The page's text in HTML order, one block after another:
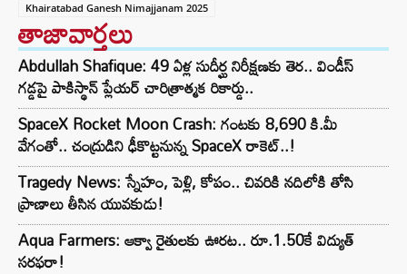
Khairatabad Ganesh Nimajjanam 2025
తాజావార్తలు
Abdullah Shafique: 49 ఏళ్ల సుదీర్ఘ నిరీక్షణకు తెర.. విండీస్
గడ్డపై పాకిస్థాన్ ప్లేయర్ చారిత్రాత్మక రికార్డు..
SpaceX Rocket Moon Crash: గంటకు 8,690 కి.మీ
వేగంతో.. చంద్రుడిని ఢీకొట్టనున్న SpaceX రాకెట్‌..!
Tragedy News: స్నేహం, పెళ్లి, కోపం.. చివరికి నదిలోకి తోసి
ప్రాణాలు తీసిన యువకుడు!
Aqua Farmers: ఆక్వా రైతులకు ఊరట.. రూ.1.50కే విద్యుత్‌
సరఫరా!